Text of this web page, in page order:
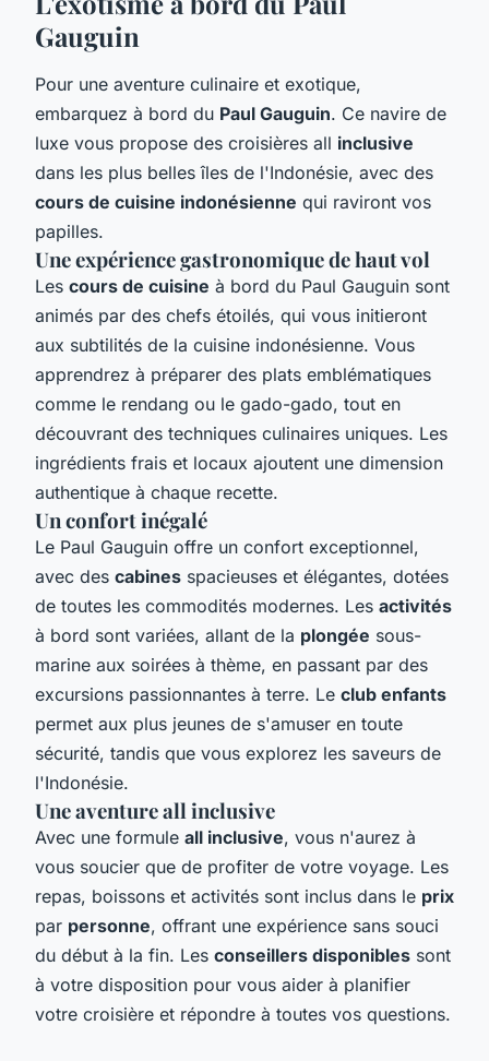
Gauguin
Pour une aventure culinaire et exotique,
embarquez à bord du Paul Gauguin. Ce navire de
luxe vous propose des croisières all inclusive
dans les plus belles îles de l'Indonésie, avec des
cours de cuisine indonésienne qui raviront vos
papilles.
Une expérience gastronomique de haut vol
Les cours de cuisine à bord du Paul Gauguin sont
animés par des chefs étoilés, qui vous initieront
aux subtilités de la cuisine indonésienne. Vous
apprendrez à préparer des plats emblématiques
comme le rendang ou le gado-gado, tout en
découvrant des techniques culinaires uniques. Les
ingrédients frais et locaux ajoutent une dimension
authentique à chaque recette.
Un confort inégalé
Le Paul Gauguin offre un confort exceptionnel,
avec des cabines spacieuses et élégantes, dotées
de toutes les commodités modernes. Les activités
à bord sont variées, allant de la plongée sous-
marine aux soirées à thème, en passant par des
excursions passionnantes à terre. Le club enfants
permet aux plus jeunes de s'amuser en toute
sécurité, tandis que vous explorez les saveurs de
l'Indonésie.
Une aventure all inclusive
Avec une formule all inclusive, vous n'aurez à
vous soucier que de profiter de votre voyage. Les
repas, boissons et activités sont inclus dans le prix
par personne, offrant une expérience sans souci
du début à la fin. Les conseillers disponibles sont
à votre disposition pour vous aider à planifier
votre croisière et répondre à toutes vos questions.